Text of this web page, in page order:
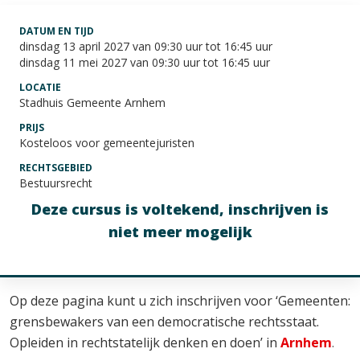
Op deze pagina kunt u zich inschrijven voor ‘Gemeenten:
grensbewakers van een democratische rechtsstaat.
Opleiden in rechtstatelijk denken en doen’ in Arnhem.
DATUM EN TIJD
dinsdag 13 april 2027 van 09:30 uur tot 16:45 uur
dinsdag 11 mei 2027 van 09:30 uur tot 16:45 uur
LOCATIE
Stadhuis Gemeente Arnhem
PRIJS
Kosteloos voor gemeentejuristen
RECHTSGEBIED
Bestuursrecht
Deze cursus is voltekend, inschrijven is
niet meer mogelijk